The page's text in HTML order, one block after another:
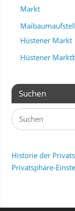
Markt
Hüstener Markt
Hüstener
Suchen
Historie der
Privatsphäre-